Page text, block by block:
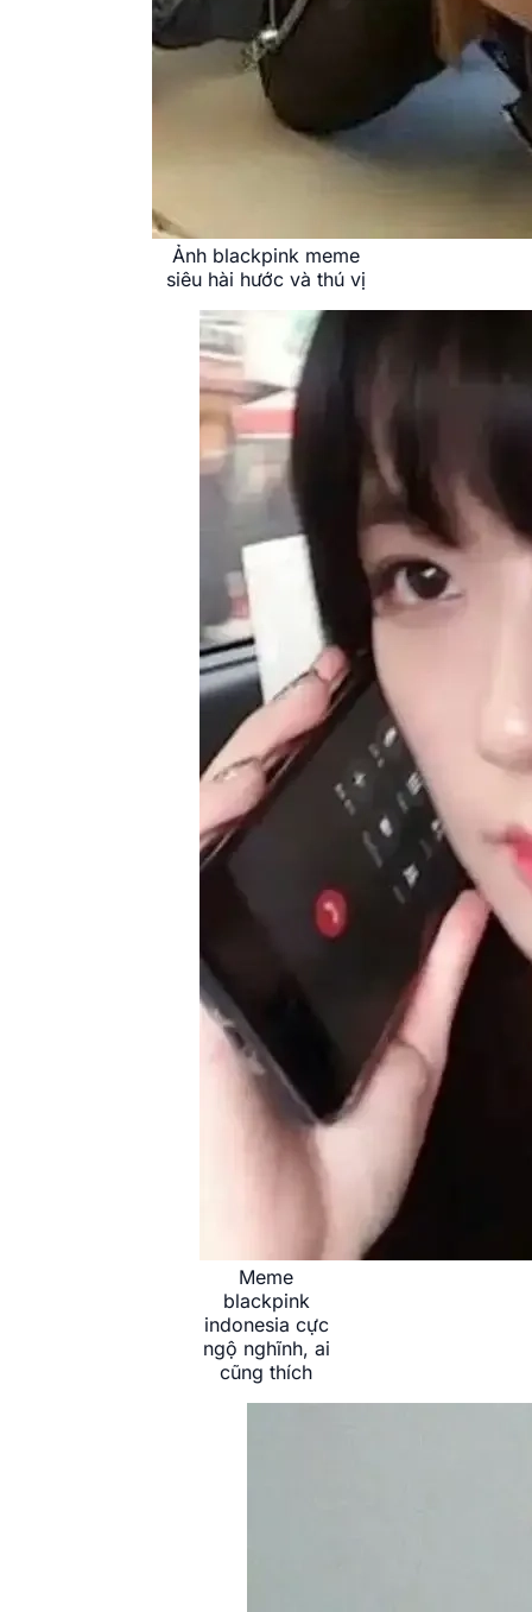
Ảnh blackpink meme
siêu hài hước và thú vị
Meme
blackpink
indonesia cực
ngộ nghĩnh, ai
cũng thích